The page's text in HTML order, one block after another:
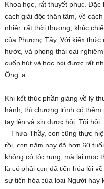
Khoa học, rất thuyết phục. Đặc
cách giải độc thân tâm, về
nhiên rất thời thượng, khúc
của Phương Tây. Với kiến thức
hước, và phong thái oai
cuốn hút và học hỏi được rất
Ông ta.
Khi kết thúc phần giảng về lý
hành, thì chương trình có thêm
tay lên và xin được hỏi. Tôi hỏi:
– Thưa Thầy, con cũng thực
rồi, con năm nay đã hơn 60
không có tóc rụng, mà lại mọc
là có phải con đã tiến hóa lùi
sự tiến hóa của loài Người hay